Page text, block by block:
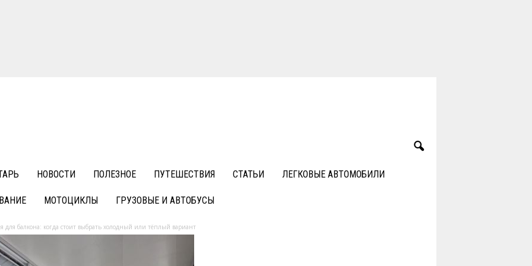
НОВОСТИ ПОЛЕЗНОЕ ПУТЕШЕСТВИЯ СТАТЬИ ЛЕГКОВЫЕ АВТОМОБИЛИ
МОТОЦИКЛЫ ГРУЗОВЫЕ И АВТОБУСЫ
для балкона: когда стоит выбрать холодный или тёплый вариант